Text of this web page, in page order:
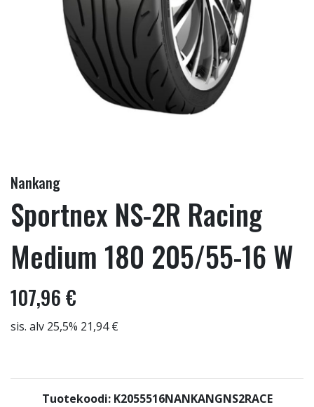
Nankang
Sportnex NS-2R Racing
Medium 180 205/55-16 W
107,96 €
sis. alv 25,5% 21,94 €
Tuotekoodi: K2055516NANKANGNS2RACE